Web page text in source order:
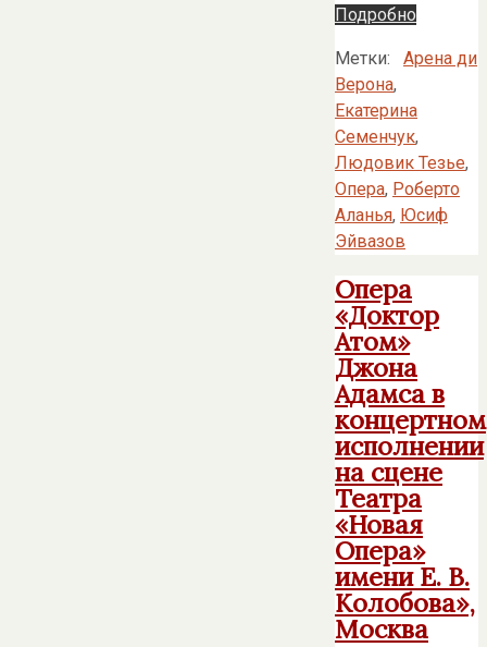
Подробно
Метки:
Арена ди
Верона,
Екатерина
Семенчук,
Людовик Тезье,
Опера, Роберто
Аланья, Юсиф
Эйвазов
Опера
«Доктор
Атом»
Джона
Адамса в
концертном
исполнении
на сцене
Театра
«Новая
Опера»
имени Е. В.
Колобова»,
Москва